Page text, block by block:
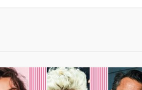
Rádio Sintonia 2 horas